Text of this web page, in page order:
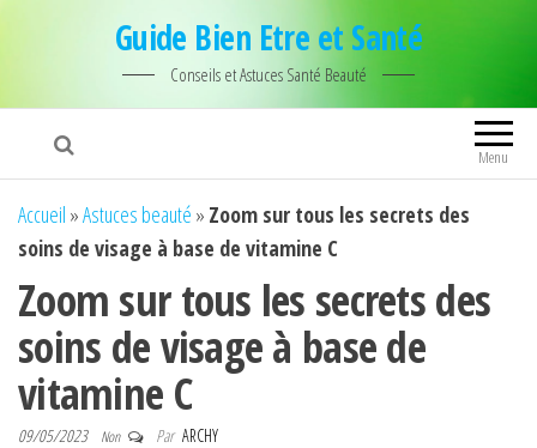
Guide Bien Etre et Santé
Conseils et Astuces Santé Beauté
Menu
Accueil »Astuces beauté » Zoom sur tous les secrets des
soins de visage à base de vitamine C
Zoom sur tous les secrets des
soins de visage à base de
vitamine C
09/05/2023 Non Par ARCHY